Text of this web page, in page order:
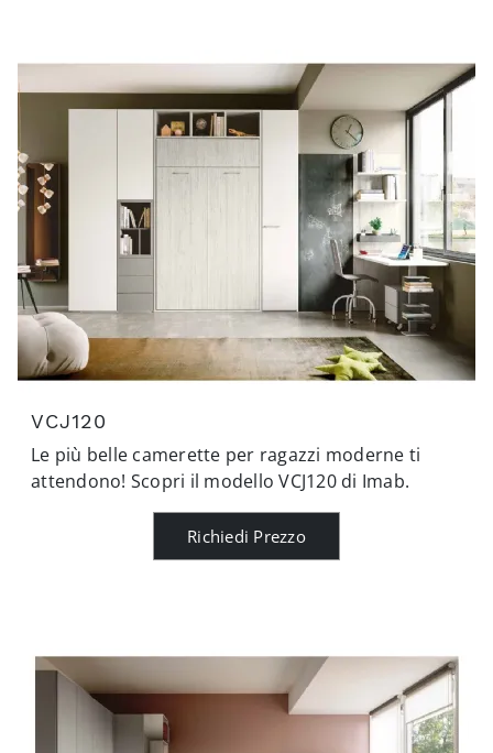
VCJ120
Le più belle camerette per ragazzi moderne ti
attendono! Scopri il modello VCJ120 di Imab.
Richiedi Prezzo